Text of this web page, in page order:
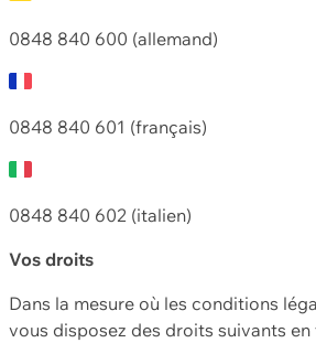
0848 840 600 (allemand)
0848 840 601 (français)
0848 840 602 (italien)
Vos droits
Dans la mesure où les conditions
vous disposez des droits suivants